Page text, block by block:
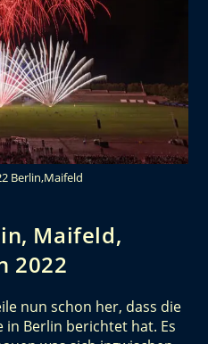
Berlin,Maifeld
Maifeld,
2022
nun schon her, dass die
in Berlin berichtet hat. Es